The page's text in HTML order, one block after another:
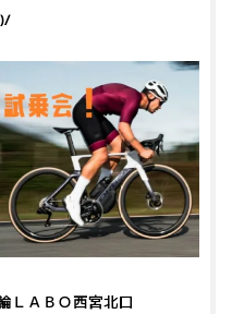
ＬＡＢＯ西宮北口